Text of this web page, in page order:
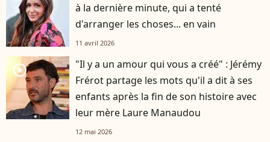
à la dernière minute, qui a tenté
d'arranger les choses... en vain
11 avril 2026
player2
"Il y a un amour qui vous a créé" : Jérémy
Frérot partage les mots qu'il a dit à ses
enfants après la fin de son histoire avec
leur mère Laure Manaudou
12 mai 2026